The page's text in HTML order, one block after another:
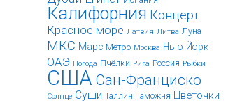
Калифорния Концерт
Красное море Латвия Литва Луна
МКС Марс Метро Москва Нью-Йорк
ОАЭ Погода Пчёлки Рига Россия Рыбки
США Сан-Франциско
Солнце Суши Таллин Таможня Цветочки